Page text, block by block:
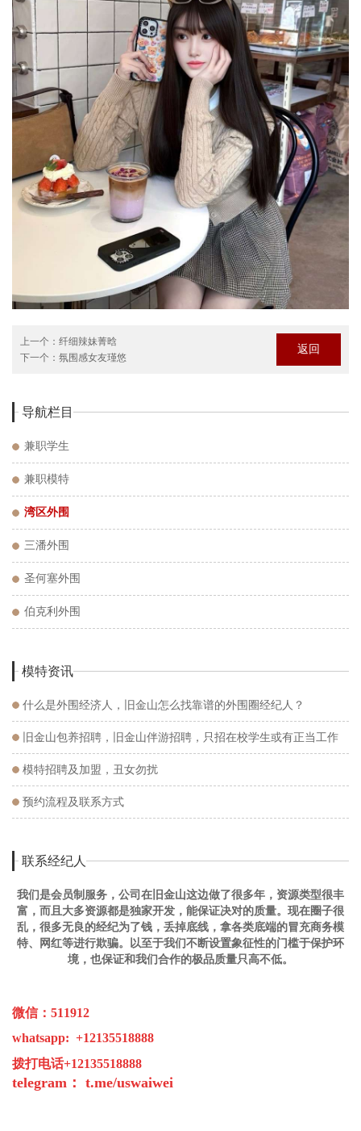
上一个： 纤细辣妹菁晗
下一个： 氛围感女友瑾悠
返回
导航栏目
兼职学生
兼职模特
湾区外围
三潘外围
圣何塞外围
伯克利外围
模特资讯
什么是外围经济人，旧金山怎么找靠谱的外围圈经纪人？
旧金山包养招聘，旧金山伴游招聘，只招在校学生或有正当工作
的。模特招聘及加盟，丑女勿扰
预约流程及联系方式
联系经纪人
我们是会员制服务，公司在旧金山这边做了很多年，资源类型很丰
富，而且大多资源都是独家开发，能保证决对的质量。现在圈子很
乱，很多无良的经纪为了钱，丢掉底线，拿各类底端的冒充商务模
特、网红等进行欺骗。以至于我们不断设置象征性的门槛于保护环
境，也保证和我们合作的极品质量只高不低。
微信：511912
whatsapp: +12135518888
拨打电话+12135518888
telegram： t.me/uswaiwei